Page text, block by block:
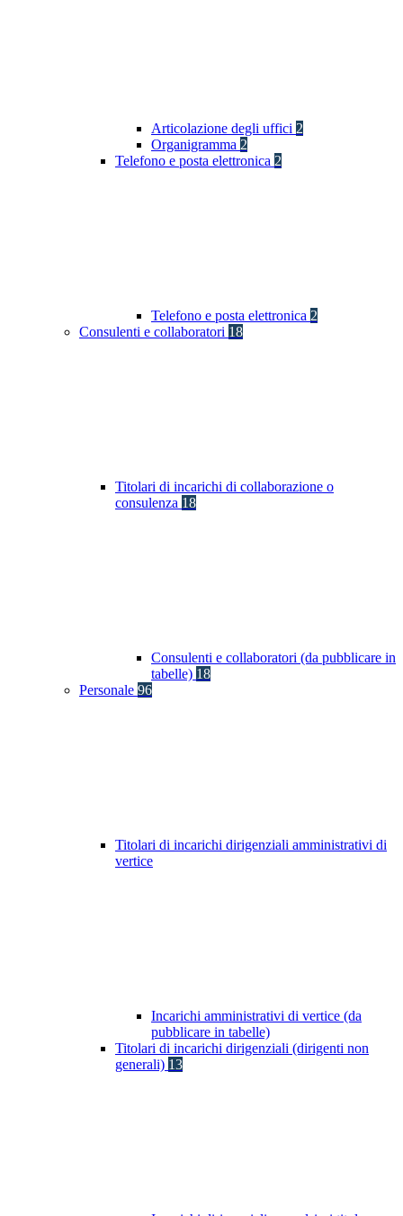
Articolazione degli uffici 2
Organigramma 2
Telefono e posta elettronica 2
Telefono e posta elettronica 2
Consulenti e collaboratori 18
Titolari di incarichi di collaborazione o
consulenza 18
Consulenti e collaboratori (da pubblicare in
tabelle) 18
Personale 96
Titolari di incarichi dirigenziali amministrativi di
vertice
Incarichi amministrativi di vertice (da
pubblicare in tabelle)
Titolari di incarichi dirigenziali (dirigenti non
generali) 13